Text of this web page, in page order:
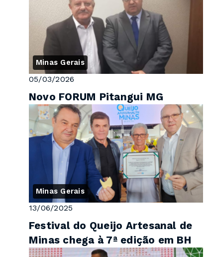
Minas Gerais
05/03/2026
Novo FORUM Pitangui MG
Minas Gerais
13/06/2025
Festival do Queijo Artesanal de
Minas chega à 7ª edição em BH